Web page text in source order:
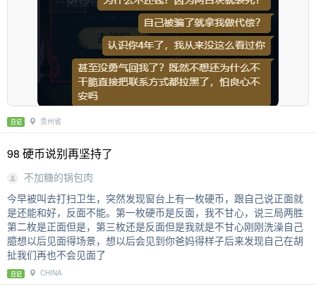
日记 贵州省
98 硬币说别再坚持了
不加糖的锅包肉
今早被叫去打扫卫生，突然发现窗台上有一枚硬币，跟自己说正面就
是还能和好，反面不能。第一枚硬币是反面，我不甘心，说三局两胜
第二枚是正面但是，第三枚还是反面但是我就是不甘心刚刚洗澡自己
臆想以后见面得场景，想以后会见到你爸妈得样子后来发现自己在胡
扯我们再也不会见面了
日记 CHINA